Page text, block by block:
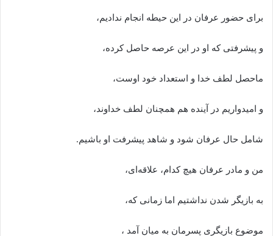
برای حضور عرفان در این حیطه انجام ندادیم،
و پیشرفتی که او در این عرصه حاصل کرده،
ماحصل لطف خدا و استعداد خود اوست،
و امیدواریم در آینده هم همچنان لطف خداوند،
شامل حال عرفان شود و شاهد پیشرفت او باشیم.
من و مادر عرفان هیچ کدام، علاقه‌ای،
به بازیگر شدن نداشتیم اما زمانی که،
موضوع بازیگری پسرمان به میان آمد ،